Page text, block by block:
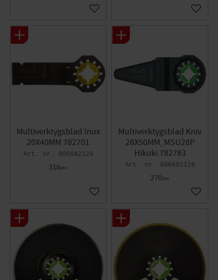
Gem som favorit Gem
Multiverktygsblad Inox
20X40MM 782701
006682120
316DKK
Gem som favorit
Multiverktygsblad Kniv
28X50MM, MSU28P
Hikoki 782783
006682126
270DKK
Gem